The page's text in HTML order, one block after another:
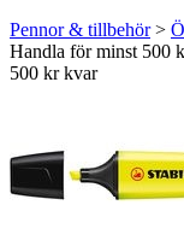
Pennor & tillbehör>
Handla för minst 500
500 kr kvar